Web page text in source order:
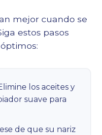
mejor cuando se
estos pasos
los aceites y
suave para
de que su nariz